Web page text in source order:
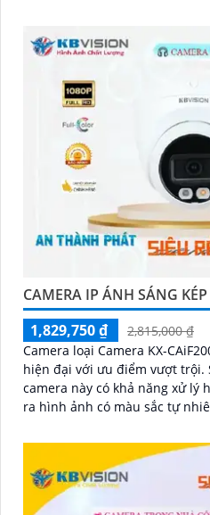
CAMERA IP ÁNH SÁNG
1,829,750 ₫
2,815,000 ₫
Camera loại Camera KX-
hiện đại với ưu điểm vượt trội. Sử dụng công nghệ AI,
camera này có khả năng xử lý
ra hình ảnh có màu sắc tự